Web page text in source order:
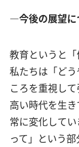
―今後の展望に
教育というと「
私たちは「ど
ころを重視し
高い時代を生
常に変化して
って」という